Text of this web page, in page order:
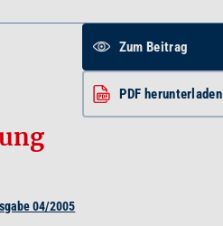
04/2005
Zum Beitrag
PDF herunterladen